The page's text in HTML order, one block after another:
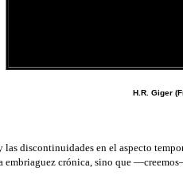
H.R. Giger
discontinuidades en el aspecto
embriaguez crónica, sino que